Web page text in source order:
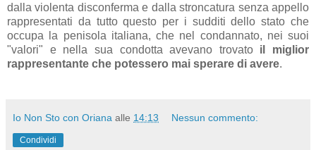
dalla violenta disconferma e dalla stroncatura senza appello
rappresentati da tutto questo per i sudditi dello stato che
occupa la penisola italiana, che nel condannato, nei suoi
"valori" e nella sua condotta avevano trovato il miglior
rappresentante che potessero mai sperare di avere.
Io Non Sto con Oriana alle 14:13 Nessun commento:
Condividi